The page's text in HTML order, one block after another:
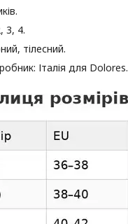
3, 4.
тілесний.
Італія для Dolores.